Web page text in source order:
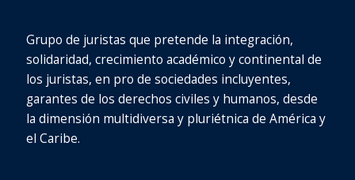
Grupo de juristas que pretende la integración,
solidaridad, crecimiento académico y continental de
los juristas, en pro de sociedades incluyentes,
garantes de los derechos civiles y humanos, desde
la dimensión multidiversa y pluriétnica de América y
el Caribe.